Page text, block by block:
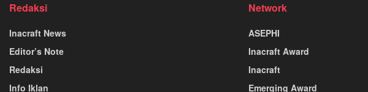
Redaksi
Inacraft News
Editor’s Note
Redaksi
Info Iklan
Network
ASEPHI
Inacraft Award
Inacraft
Emerging Award